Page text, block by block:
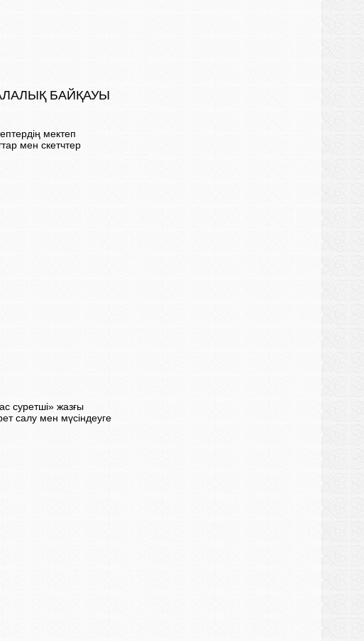
БАЙҚАУЫ
мектеп
мен скетчтер
суретші» жазғы
салу мен мүсіндеуге